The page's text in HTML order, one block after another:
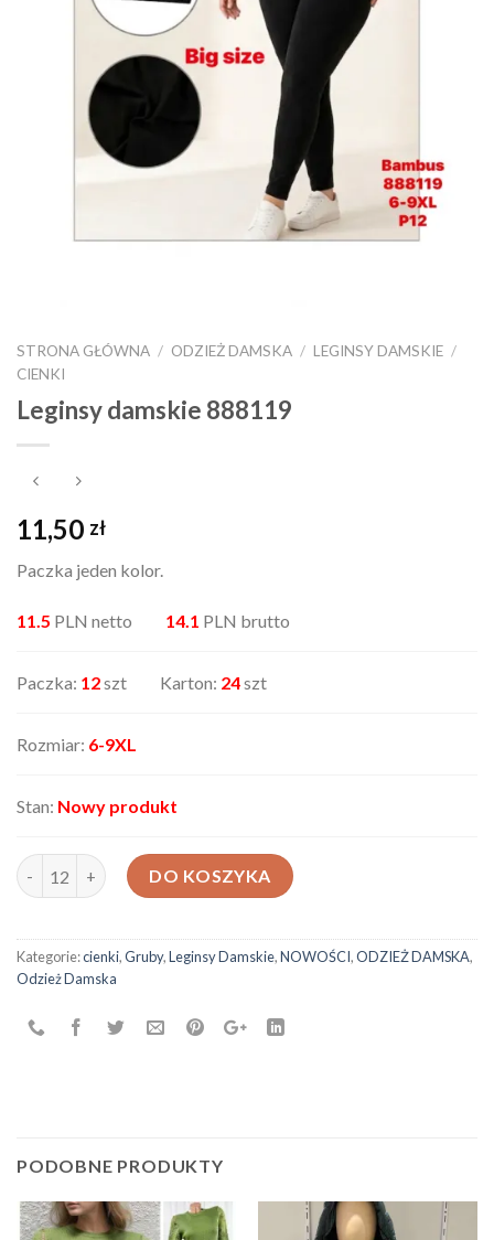
STRONA GŁÓWNA / ODZIEŻ DAMSKA / LEGINSY DAMSKIE /
CIENKI
Leginsy damskie 888119
11,50 zł
Paczka jeden kolor.
11.5 PLN netto 14.1 PLN brutto
Paczka: 12szt Karton: 24szt
Rozmiar: 6-9XL
Stan: Nowy produkt
ilość Leginsy damskie 888119
DO KOSZYKA
Kategorie:cienki,Gruby,Leginsy Damskie,NOWOŚCI,ODZIEŻ DAMSKA,
Odzież Damska
PODOBNE PRODUKTY